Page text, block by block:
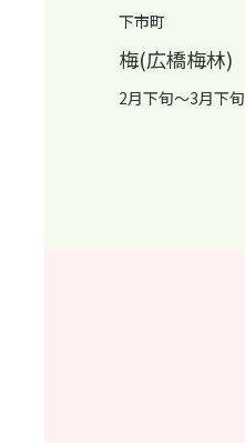
下市町
梅(広橋梅林)
2月下旬～3月下旬